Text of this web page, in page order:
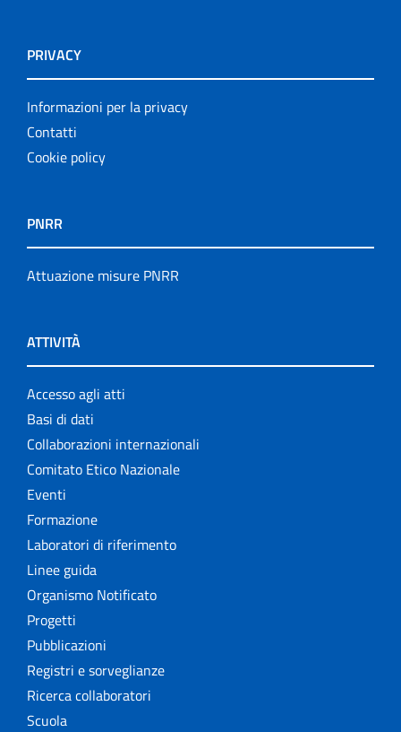
PRIVACY
Informazioni per la privacy
Contatti
Cookie policy
PNRR
Attuazione misure PNRR
ATTIVITÀ
Accesso agli atti
Basi di dati
Collaborazioni internazionali
Comitato Etico Nazionale
Eventi
Formazione
Laboratori di riferimento
Linee guida
Organismo Notificato
Progetti
Pubblicazioni
Registri e sorveglianze
Ricerca collaboratori
Scuola